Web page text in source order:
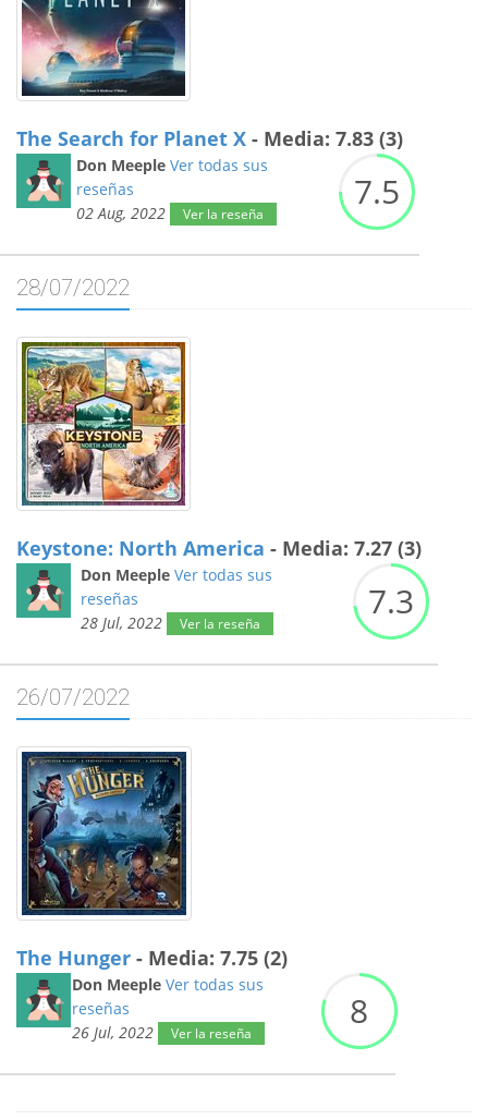
The Search for Planet X - Media: 7.83 (3)
Don Meeple Ver todas sus
reseñas
02 Aug, 2022
Ver la reseña
7.5
28/07/2022
Keystone: North America - Media: 7.27 (3)
Don Meeple Ver todas sus
reseñas
28 Jul, 2022
Ver la reseña
7.3
26/07/2022
The Hunger - Media: 7.75 (2)
Don Meeple Ver todas sus
reseñas
26 Jul, 2022
Ver la reseña
8